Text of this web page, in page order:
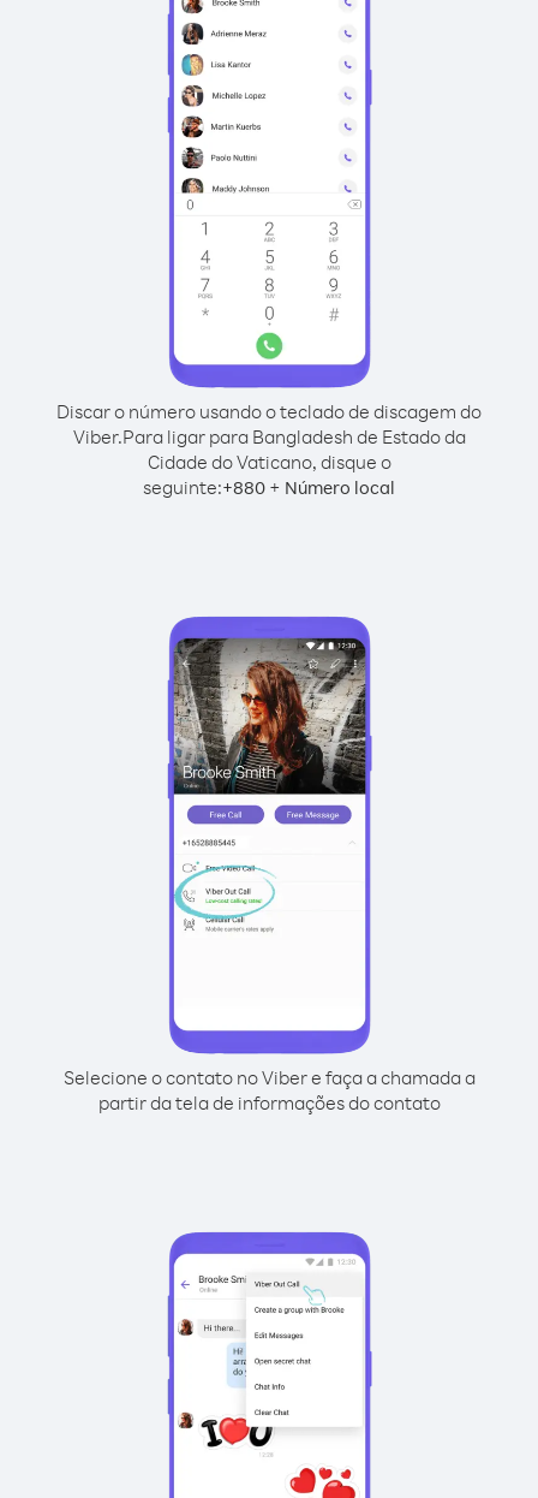
Discar o número usando o teclado de discagem do
Viber.Para ligar para Bangladesh de Estado da
Cidade do Vaticano, disque o
seguinte:+880 + Número local
Selecione o contato no Viber e faça a chamada a
partir da tela de informações do contato